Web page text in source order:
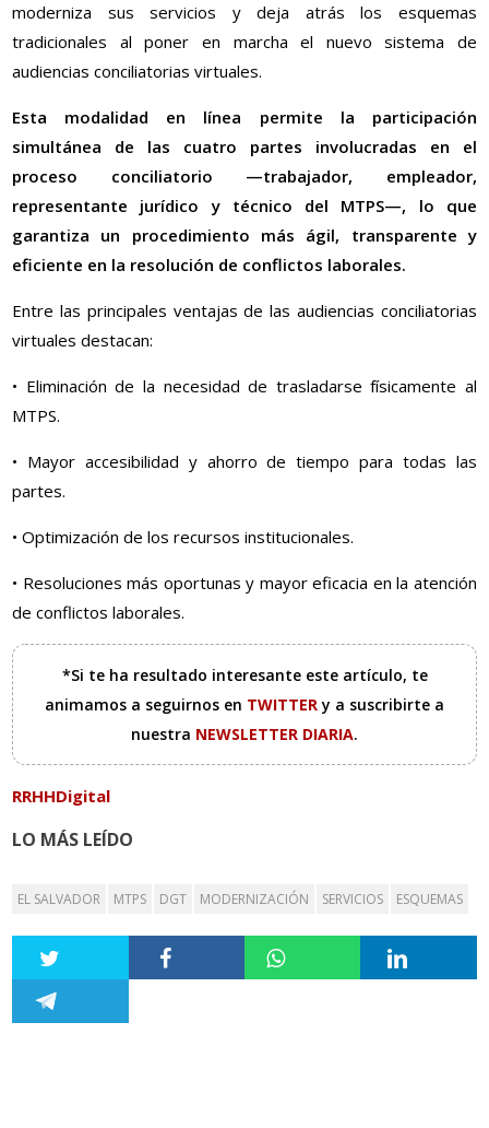
moderniza sus servicios y deja atrás los esquemas
tradicionales al poner en marcha el nuevo sistema de
audiencias conciliatorias virtuales.
Esta modalidad en línea permite la participación
simultánea de las cuatro partes involucradas en el
proceso conciliatorio —trabajador, empleador,
representante jurídico y técnico del MTPS—, lo que
garantiza un procedimiento más ágil, transparente y
eficiente en la resolución de conflictos laborales.
Entre las principales ventajas de las audiencias conciliatorias
virtuales destacan:
• Eliminación de la necesidad de trasladarse físicamente al
MTPS.
• Mayor accesibilidad y ahorro de tiempo para todas las
partes.
• Optimización de los recursos institucionales.
• Resoluciones más oportunas y mayor eficacia en la atención
de conflictos laborales.
*Si te ha resultado interesante este artículo, te
animamos a seguirnos en TWITTERy a suscribirte a
nuestra NEWSLETTER DIARIA.
RRHHDigital
LO MÁS LEÍDO
EL SALVADOR MTPS DGT MODERNIZACIÓN SERVICIOS ESQUEMAS